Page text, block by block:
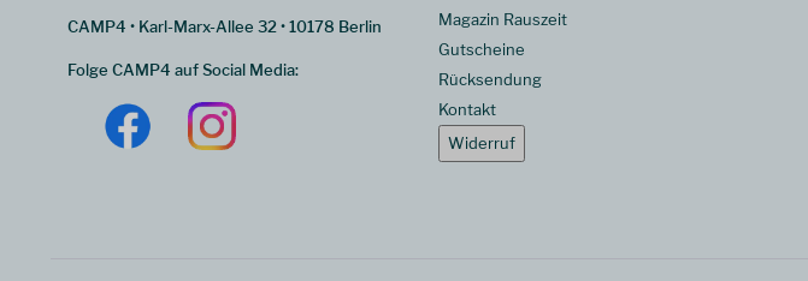
CAMP4 • Karl-Marx-Allee 32 • 10178 Berlin
Folge CAMP4 auf Social Media:
Magazin Rauszeit
Gutscheine
Rücksendung
Kontakt
Widerruf